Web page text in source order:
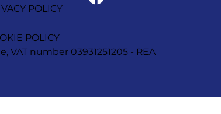
POLICY
POLICY
number 03931251205 - REA